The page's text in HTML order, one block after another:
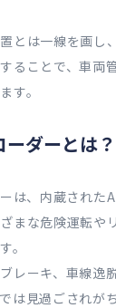
とは一線を画し
ることで、車両
す。
ダーとは？
は、内蔵された
まな危険運転や
。
レーキ、車線逸
は見過ごされが